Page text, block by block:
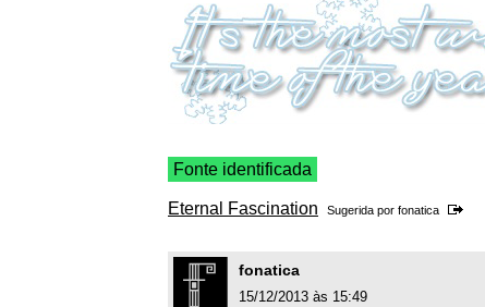
Fonte identificada
Eternal Fascination Sugerida por fonatica
fonatica
15/12/2013 às 15:49